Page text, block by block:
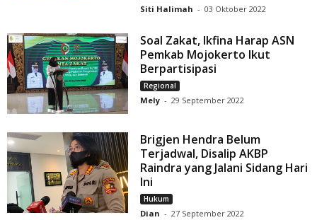
Siti Halimah - 03 Oktober 2022
Soal Zakat, Ikfina Harap ASN
Pemkab Mojokerto Ikut
Berpartisipasi
Regional
Mely - 29 September 2022
Brigjen Hendra Belum
Terjadwal, Disalip AKBP
Raindra yang Jalani Sidang Hari
Ini
Hukum
Dian - 27 September 2022